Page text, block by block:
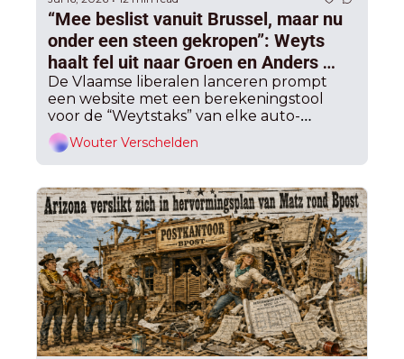
“Mee beslist vanuit Brussel, maar nu
onder een steen gekropen”: Weyts
haalt fel uit naar Groen en Anders
over wegenvignet, maar het blijft
wringen
De Vlaamse liberalen lanceren prompt
een website met een berekeningstool
voor de “Weytstaks” van elke auto-
eigenaar.
Wouter Verschelden